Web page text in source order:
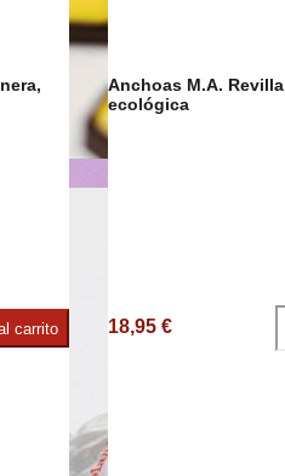
23%
carrito
Anchoas M.A. Revilla - En mantequilla
ecológica
18,95 €